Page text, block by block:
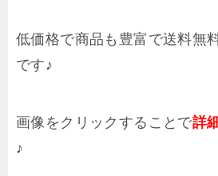
低価格で商品も豊富で送料無
です♪
画像をクリックすることで詳
♪